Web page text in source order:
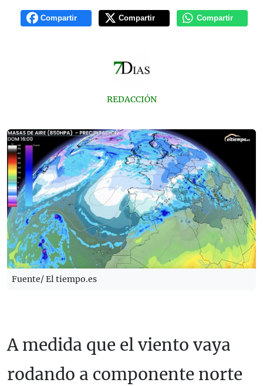
Compartir Compartir Compartir
REDACCIÓN
Fuente/ El tiempo.es
A medida que el viento vaya
rodando a componente norte